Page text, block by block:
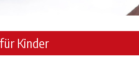
Kinder